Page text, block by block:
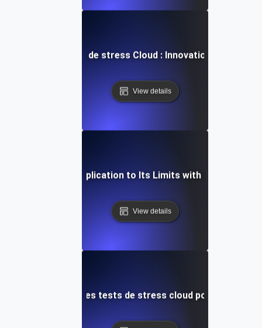
Avenir des tests de stress Cloud : Innovations et
View details
to Push Your Application to Its Limits with Cloud
View details
mettre à l'échelle les tests de stress cloud pour les